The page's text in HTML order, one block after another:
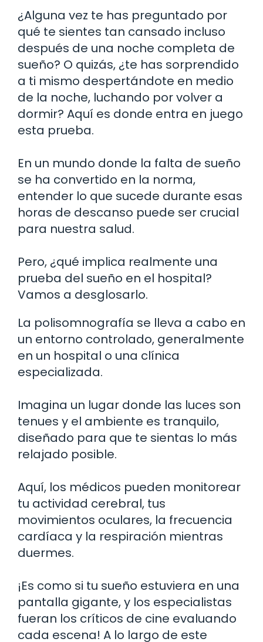
¿Alguna vez te has preguntado por
qué te sientes tan cansado incluso
después de una noche completa de
sueño? O quizás, ¿te has sorprendido
a ti mismo despertándote en medio
de la noche, luchando por volver a
dormir? Aquí es donde entra en juego
esta prueba.
En un mundo donde la falta de sueño
se ha convertido en la norma,
entender lo que sucede durante esas
horas de descanso puede ser crucial
para nuestra salud.
Pero, ¿qué implica realmente una
prueba del sueño en el hospital?
Vamos a desglosarlo.
La polisomnografía se lleva a cabo en
un entorno controlado, generalmente
en un hospital o una clínica
especializada.
Imagina un lugar donde las luces son
tenues y el ambiente es tranquilo,
diseñado para que te sientas lo más
relajado posible.
Aquí, los médicos pueden monitorear
tu actividad cerebral, tus
movimientos oculares, la frecuencia
cardíaca y la respiración mientras
duermes.
¡Es como si tu sueño estuviera en una
pantalla gigante, y los especialistas
fueran los críticos de cine evaluando
cada escena! A lo largo de este